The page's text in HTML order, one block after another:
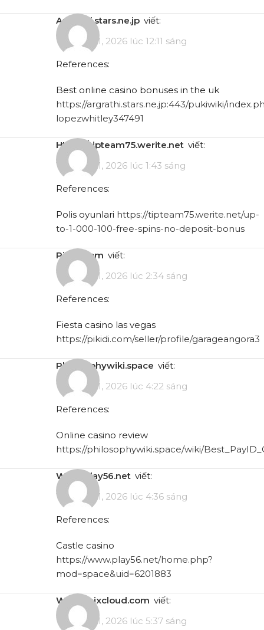
argrathi.stars.ne.jp viết:
Tháng 5 11, 2026 lúc 12:11 sáng
References:
Best online casino bonuses in the uk
https://argrathi.stars.ne.jp:443/pukiwiki/
lopezwhitley347491
https://tipteam75.werite.net viết:
Tháng 5 11, 2026 lúc 1:43 sáng
References:
Polis oyunlari https://tipteam75.werite.net/up-
to-1-000-100-free-spins-no-deposit-bonus
pikidi.com viết:
Tháng 5 11, 2026 lúc 2:34 sáng
References:
Fiesta casino las vegas
https://pikidi.com/seller/profile/garageangora3
philosophywiki.space viết:
Tháng 5 11, 2026 lúc 4:22 sáng
References:
Online casino review
https://philosophywiki.space/wiki/
www.play56.net viết:
Tháng 5 11, 2026 lúc 4:36 sáng
References:
Castle casino
https://www.play56.net/home.php?
mod=space&uid=6201883
www.mixcloud.com viết:
Tháng 5 11, 2026 lúc 5:37 sáng